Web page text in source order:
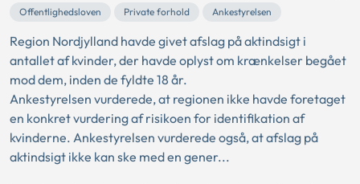
Offentlighedsloven
Private forhold Ankestyrelsen
Region Nordjylland havde givet afslag på aktindsigt i
antallet af kvinder, der havde oplyst om krænkelser begået
mod dem, inden de fyldte 18 år.
Ankestyrelsen vurderede, at regionen ikke havde foretaget
en konkret vurdering af risikoen for identifikation af
kvinderne. Ankestyrelsen vurderede også, at afslag på
aktindsigt ikke kan ske med en gener...